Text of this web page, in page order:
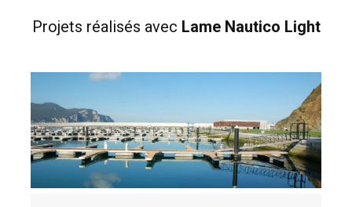
Projets réalisés avec Lame Nautico Light